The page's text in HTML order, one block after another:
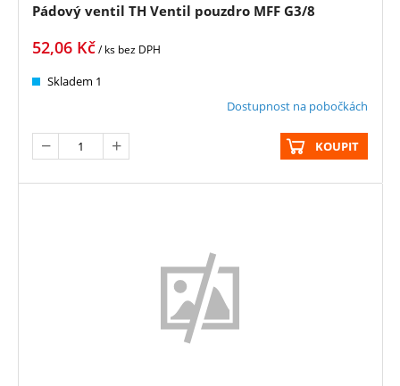
Pádový ventil TH Ventil pouzdro MFF G3/8
52,06 Kč/ ks bez DPH
Skladem 1
Dostupnost na pobočkách
KOUPIT